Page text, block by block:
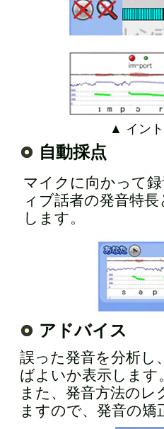
▲ イン
自動採点
マイクに向かって
ィブ話者の発音特
します。
アドバイス
誤った発音を分析し
ばよいか表示します。
また、発音方法の
ますので、発音の